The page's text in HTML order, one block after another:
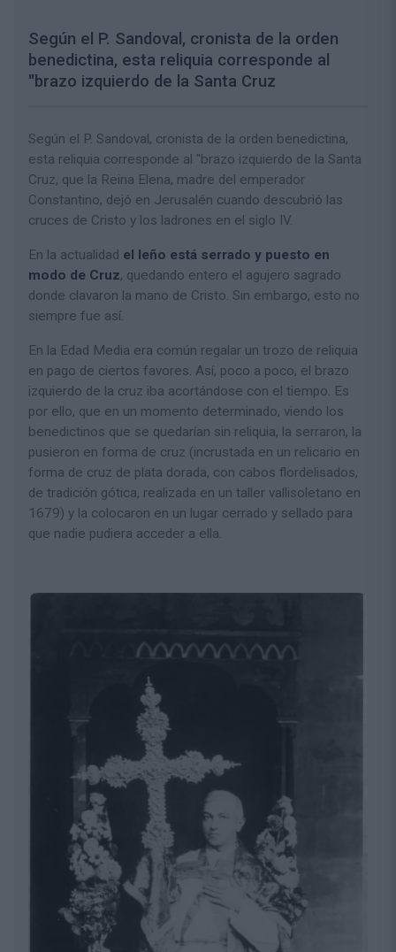
Según el P. Sandoval, cronista de la orden
benedictina, esta reliquia corresponde al
"brazo izquierdo de la Santa Cruz
Según el P. Sandoval, cronista de la orden benedictina,
esta reliquia corresponde al "brazo izquierdo de la Santa
Cruz, que la Reina Elena, madre del emperador
Constantino, dejó en Jerusalén cuando descubrió las
cruces de Cristo y los ladrones en el siglo IV.
En la actualidad el leño está serrado y puesto en
modo de Cruz, quedando entero el agujero sagrado
donde clavaron la mano de Cristo. Sin embargo, esto no
siempre fue así.
En la Edad Media era común regalar un trozo de reliquia
en pago de ciertos favores. Así, poco a poco, el brazo
izquierdo de la cruz iba acortándose con el tiempo. Es
por ello, que en un momento determinado, viendo los
benedictinos que se quedarían sin reliquia, la serraron, la
pusieron en forma de cruz (incrustada en un relicario en
forma de cruz de plata dorada, con cabos flordelisados,
de tradición gótica, realizada en un taller vallisoletano en
1679) y la colocaron en un lugar cerrado y sellado para
que nadie pudiera acceder a ella.